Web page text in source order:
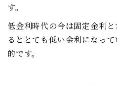
す。
低金利時代の今は固定金利
るととても低い金利になっ
的です。